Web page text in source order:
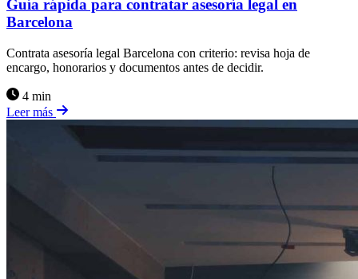
Guía rápida para contratar asesoría legal en
Barcelona
Contrata asesoría legal Barcelona con criterio: revisa hoja de
encargo, honorarios y documentos antes de decidir.
4 min
Leer más